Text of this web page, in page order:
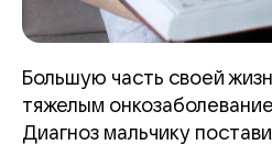
Большую часть своей
тяжелым
Диагноз мальчику